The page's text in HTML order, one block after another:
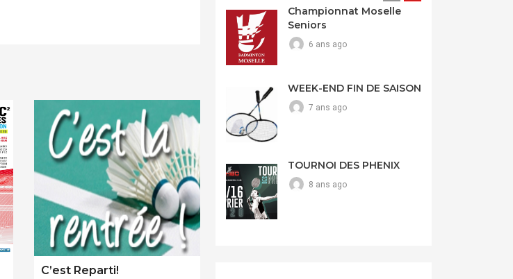
C’est Reparti!
Championnat Moselle
Seniors
6 ans ago
WEEK-END FIN DE SAISON
7 ans ago
TOURNOI DES PHENIX
8 ans ago